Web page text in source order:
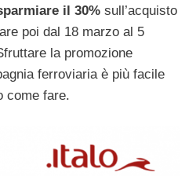
il 30% sull’acquisto
poi dal 18 marzo al 5
la promozione
ferroviaria è più facile
come fare.